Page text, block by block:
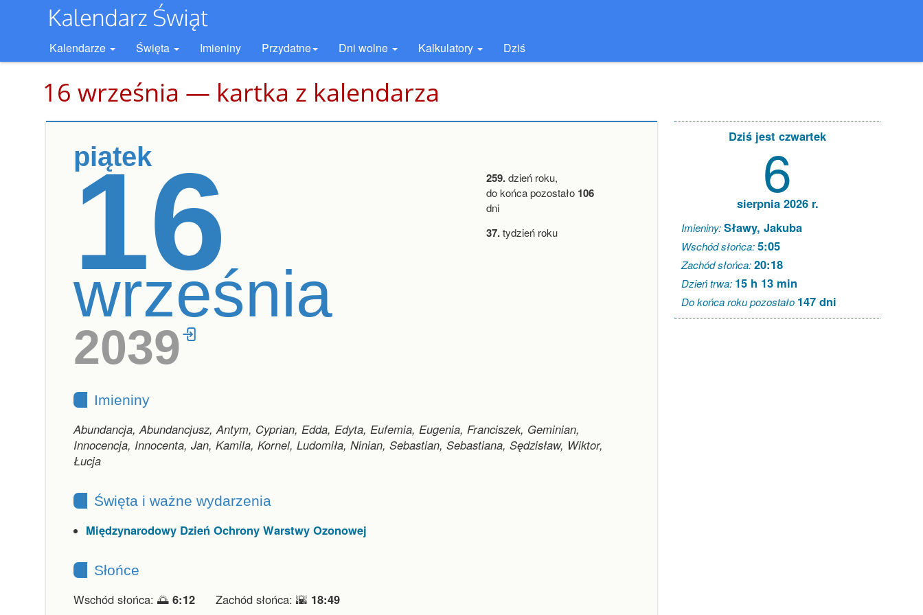
Kalendarze Święta Imieniny Przydatne Dni wolne Kalkulatory Dziś
16 września — kartka z kalendarza
piątek
16
września
2039
259.dzień roku,
do końca pozostało 106
dni
37.tydzień roku
Imieniny
Abundancja, Abundancjusz, Antym, Cyprian, Edda, Edyta, Eufemia, Eugenia, Franciszek, Geminian,
Innocencja, Innocenta, Jan, Kamila, Kornel, Ludomiła, Ninian, Sebastian, Sebastiana, Sędzisław, Wiktor,
Łucja
Święta i ważne wydarzenia
Międzynarodowy Dzień Ochrony Warstwy Ozonowej
Słońce
Wschód słońca: 🌅 6:12 Zachód słońca: 🌇 18:49
Dziś jest czwartek
6
sierpnia 2026 r.
Imieniny:Sławy, Jakuba
Wschód słońca:5:05
Zachód słońca:20:18
Dzień trwa: 15 h 13 min
Do końca roku pozostało 147 dni